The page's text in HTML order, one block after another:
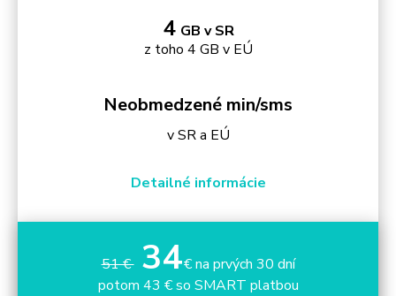
4 GB v SR
z toho 4 GB v EÚ
Neobmedzené min/sms
v SR a EÚ
Detailné informácie
51 € 34€ na prvých 30 dní
potom 43 € so SMART platbou